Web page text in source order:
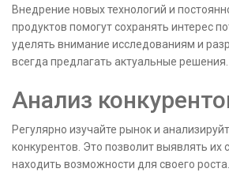
Внедрение новых технологий и
продуктов помогут сохранять интерес
уделять внимание исследованиям и
всегда предлагать актуальные решения.
Анализ
Регулярно изучайте рынок и
конкурентов. Это позволит выявлять их
находить возможности для своего роста.